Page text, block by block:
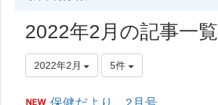
2022年2月の記事一覧
2022年2月 5件